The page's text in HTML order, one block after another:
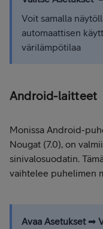
Voit samalla
automaattisen
värilämpötilaa
Android-laitteet
Monissa Android-
Nougat (7.0), on
sinivalosuodatin.
vaihtelee puhelimen
Avaa Asetukset➡